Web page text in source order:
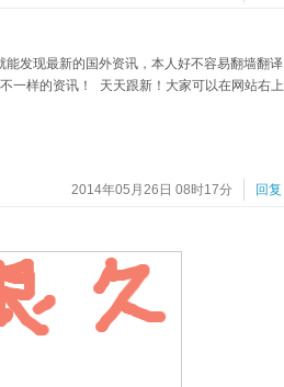
发现最新的国外资讯，本人好不容易翻墙翻译
一样的资讯！ 天天跟新！大家可以在网站右上
回复
2014年05月26日 08时17分